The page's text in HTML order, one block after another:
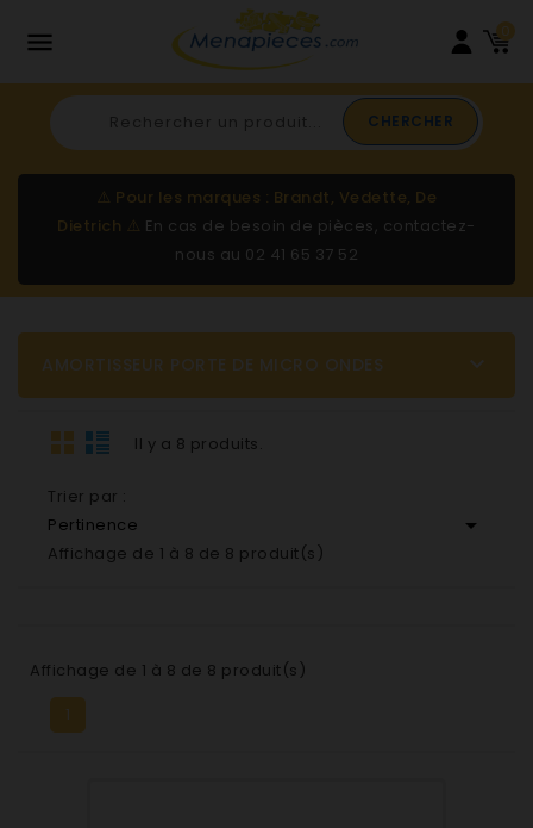
 0
CHERCHER
⚠️ Pour les marques : Brandt, Vedette, De
Dietrich ⚠️ En cas de besoin de pièces, contactez-
nous au 02 41 65 37 52
AMORTISSEUR PORTE DE MICRO ONDES 
Il y a 8 produits.
Trier par :
Pertinence

Affichage de 1 à 8 de 8 produit(s)
Affichage de 1 à 8 de 8 produit(s)
1